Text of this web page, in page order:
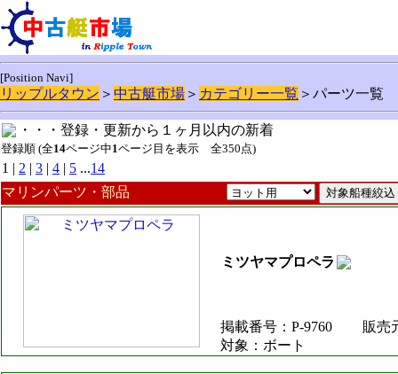
[Position Navi]
リップルタウン ＞ 中古艇市場 ＞ カテゴリー一覧 ＞パーツ一覧
・・・登録・更新から１ヶ月以内の新着
登録順 (全14ページ中1ページ目を表示 全350点)
1 | 2 | 3 | 4 | 5 ...14
マリンパーツ・部品
ミツヤマプロペラ
掲載番号：P-9760
販売
対象：ボート